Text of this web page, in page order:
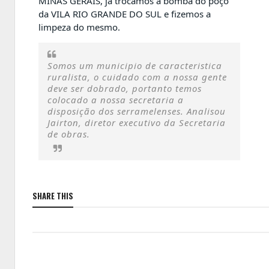
da VILA RIO GRANDE DO SUL e fizemos a
limpeza do mesmo.
Somos um municipio de caracteristica
ruralista, o cuidado com a nossa gente
deve ser dobrado, portanto temos
colocado a nossa secretaria a
disposição dos serramelenses. Analisou
Jairton, diretor executivo da Secretaria
de obras.
SHARE THIS